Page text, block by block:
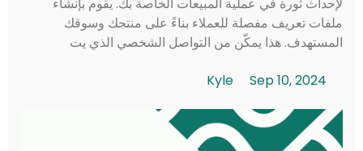
ملفات تعريف مفصلة للعملاء بناءً على منتجك وسوقك
المستهدف. هذا يمكّن من التواصل الشخصي الذي يت
Kyle
Sep 10, 2024